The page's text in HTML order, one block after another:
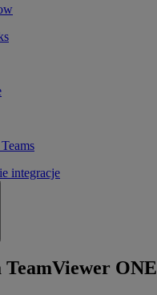
integracje
ONE